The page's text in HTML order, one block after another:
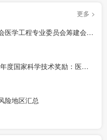
更多 >
中国质量检验协会医学工程专业委员会筹建会议在上海顺利举办
重磅发布！2020年度国家科学技术奖励：医学相关获奖名单
险地区汇总